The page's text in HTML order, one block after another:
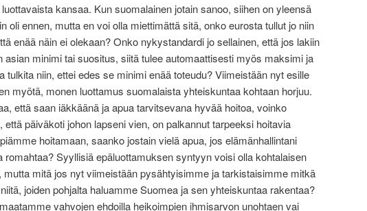
kansaa. Kun suomalainen jotain sanoo, siihen on yleensä
oli ennen, mutta en voi olla miettimättä sitä, onko eurosta tullut jo niin
enää näin ei olekaan? Onko nykystandardi jo sellainen, että jos lakiin
asian minimi tai suositus, siitä tulee automaattisesti myös maksimi ja
tulkita niin, ettei edes se minimi enää toteudu? Viimeistään nyt esille
myötä, monen luottamus suomalaista yhteiskuntaa kohtaan horjuu.
että saan iäkkäänä ja apua tarvitsevana hyvää hoitoa, voinko
että päiväkoti johon lapseni vien, on palkannut tarpeeksi hoitavia
hoitamaan, saanko jostain vielä apua, jos elämänhallintani
romahtaa? Syyllisiä epäluottamuksen syntyyn voisi olla kohtalaisen
mutta mitä jos nyt viimeistään pysähtyisimme ja tarkistaisimme mitkä
joiden pohjalta haluamme Suomea ja sen yhteiskuntaa rakentaa?
vahvojen ehdoilla heikoimpien ihmisarvon unohtaen vai